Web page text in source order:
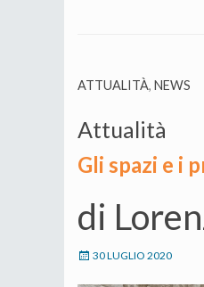
ATTUALITÀ, NEWS
Attualità
Gli spazi e i
di
30 LUGLIO 2020